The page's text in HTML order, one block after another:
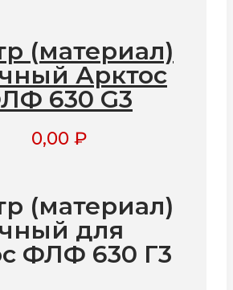
(материал)
Арктос
630 G3
0,00 ₽
(материал)
для
ФЛФ 630 Г3